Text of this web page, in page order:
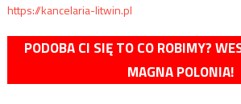
https://kancelaria-litwin.pl
PODOBA CI SIĘ TO CO ROBIMY?
MAGNA POLONIA!